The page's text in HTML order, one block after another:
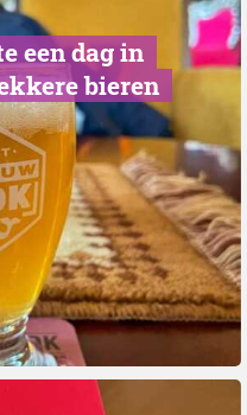
een dag in
bieren